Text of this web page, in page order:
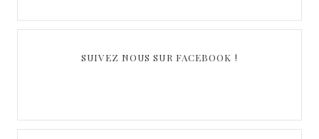
SUIVEZ NOUS SUR FACEBOOK !